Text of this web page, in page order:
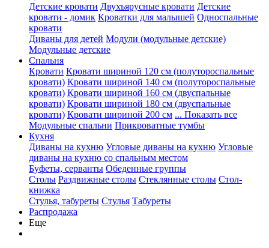
Детские кровати Двухъярусные кровати Детские
кровати - домик Кроватки для малышей Односпальные
кровати
Диваны для детей Модули (модульные детские)
Модульные детские
Спальня
Кровати Кровати шириной 120 см (полутороспальные
кровати) Кровати шириной 140 см (полутороспальные
кровати) Кровати шириной 160 см (двуспальные
кровати) Кровати шириной 180 см (двуспальные
кровати) Кровати шириной 200 см ... Показать все
Модульные спальни Прикроватные тумбы
Кухня
Диваны на кухню Угловые диваны на кухню Угловые
диваны на кухню со спальным местом
Буфеты, серванты Обеденные группы
Столы Раздвижные столы Стеклянные столы Стол-
книжка
Стулья, табуреты Стулья Табуреты
Распродажа
Еще